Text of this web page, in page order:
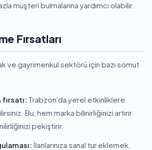
müşteri bulmalarına yardımcı olabilir.
Fırsatları
ve gayrimenkul sektörü için bazı somut
Trabzon'da yerel etkinliklere
Bu, hem marka bilinirliğinizi artırır
pekiştirir.
İlanlarınıza sanal tur eklemek,